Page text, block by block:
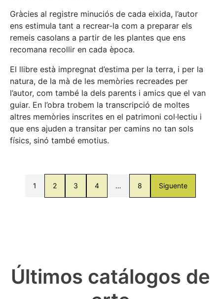
Gràcies al registre minuciós de cada eixida, l’autor
ens estimula tant a recrear-la com a preparar els
remeis casolans a partir de les plantes que ens
recomana recollir en cada època.
El llibre està impregnat d’estima per la terra, i per la
natura, de la mà de les memòries recreades per
l’autor, com també la dels parents i amics que el van
guiar. En l’obra trobem la transcripció de moltes
altres memòries inscrites en el patrimoni col·lectiu i
que ens ajuden a transitar per camins no tan sols
físics, sinó també emotius.
1 2 3 4 … 8 Siguente
Últimos catálogos de